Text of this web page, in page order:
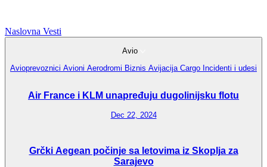
Naslovna Vesti
Avio
Avioprevoznici Avioni Aerodromi Biznis Avijacija Cargo Incidenti i udesi
Air France i KLM unapređuju dugolinijsku flotu
Dec 22, 2024
Grčki Aegean počinje sa letovima iz Skoplja za
Sarajevo